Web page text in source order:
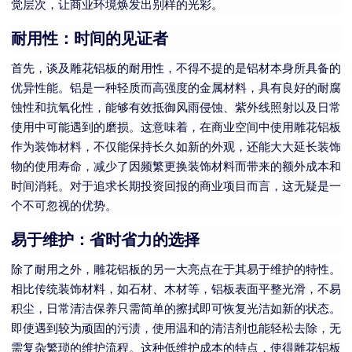
觉层次，让商业环境焕发出别样的光彩。
耐用性：时间的见证者
首先，谈及雕花铝板的耐用性，不得不提的是铝材本身所具备的
优异性能。铝是一种轻质而高强度的金属材料，具有良好的耐腐
蚀性和抗氧化性，能够有效抵御风雨侵蚀、紫外线照射以及日常
使用中可能遇到的磨损。这意味着，在商业空间中使用雕花铝板
作为装饰材料，不仅能保持长久如新的外观，还能大大延长装饰
物的使用寿命，减少了因频繁更换装饰材料而带来的额外成本和
时间消耗。对于追求长期投资回报的商业项目而言，这无疑是一
个不可忽视的优势。
易于维护：省时省力的选择
除了耐用之外，雕花铝板的另一大亮点在于其易于维护的特性。
相比传统装饰材料，如石材、木材等，铝板表面平整光滑，不易
积尘，日常清洁保养只需简单的擦拭即可恢复光洁如新的状态。
即使遇到较为顽固的污渍，使用温和的清洁剂也能轻松去除，无
需复杂繁琐的维护流程。这种低维护成本的特点，使得雕花铝板